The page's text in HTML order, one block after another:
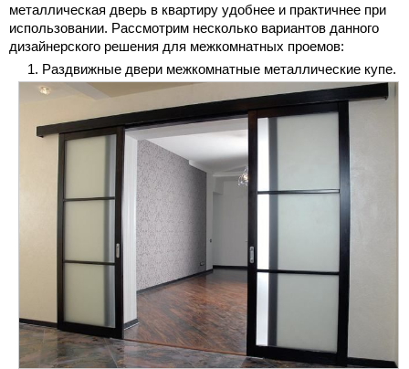
металлическая дверь в квартиру удобнее и практичнее при
использовании. Рассмотрим несколько вариантов данного
дизайнерского решения для межкомнатных проемов:
Раздвижные двери межкомнатные металлические купе.